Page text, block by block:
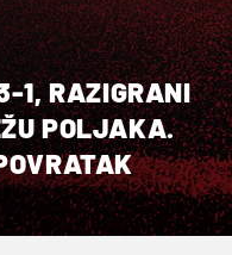
1, RAZIGRANI
POLJAKA.